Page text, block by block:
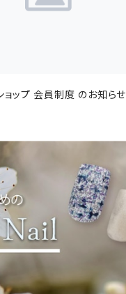
ップ 会員制度 のお知らせ